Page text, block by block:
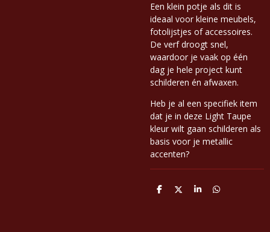
Een klein potje als dit is
ideaal voor kleine meubels,
fotolijstjes of accessoires.
De verf droogt snel,
waardoor je vaak op één
dag je hele project kunt
schilderen én afwaxen.
Heb je al een specifiek item
dat je in deze Light Taupe
kleur wilt gaan schilderen als
basis voor je metallic
accenten?
D
D
S
D